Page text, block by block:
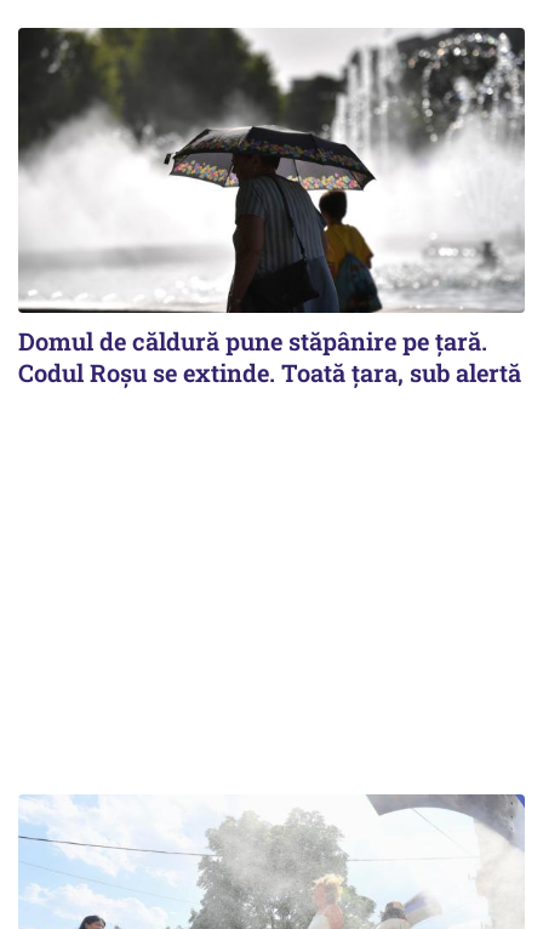
Domul de căldură pune stăpânire pe țară.
Codul Roșu se extinde. Toată țara, sub alertă